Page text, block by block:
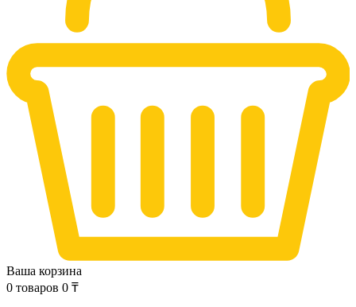
Ваша корзина
0 товаров 0 ₸